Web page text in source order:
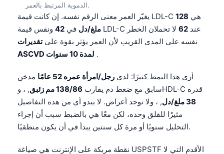
الدموية المرتبط بالعمر.
يغيّر العمر معنى الرقم نفسه. إن كانت قيمة LDL-C هي 128
ملغ/دل في 42 ونفس قيمة LDL-C عند 62 لا تحملان الخطر
نفسه على المدى القريب لأن العمر يؤثر بقوة علىتقديرات
ASCVD لمدة 10 سنوات .
أرى هذا النمط كثيرًا: لدى رجل/امرأة عمره 52 عامًا
مدخن
سابق مع ضغط دم يقارب 138/86 مم زئبق
, ، وHDL-C قدره
38 ملغ/دل
, ، ولا توجد أعراض. لا يبدو أي من هذه التفاصيل
مثيرًا للقلق وحده، لكن معًا هي بالضبط سبب أن إجراء
التحليل سنويًا أو مرة كل سنتين يبدأ في أن يكون منطقيًا.
نقطة مربكة على الإنترنت هي صياغة USPSTF الأقدم التي لا